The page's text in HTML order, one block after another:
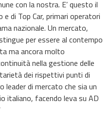
con la nostra. E’ questo il
e di Top Car, primari operatori
nazionale. Un mercato,
per essere al contempo
ma ancora molto
nella gestione delle
dei rispettivi punti di
leader di mercato che sia un
facendo leva su AD